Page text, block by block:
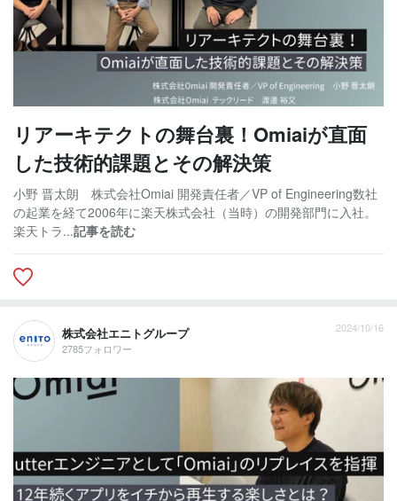
リアーキテクトの舞台裏！Omiaiが直面
した技術的課題とその解決策
小野 晋太朗 株式会社Omiai 開発責任者／VP of Engineering数社
の起業を経て2006年に楽天株式会社（当時）の開発部門に入社。
楽天トラ...記事を読む
株式会社エニトグループ
2785フォロワー
2024/10/16